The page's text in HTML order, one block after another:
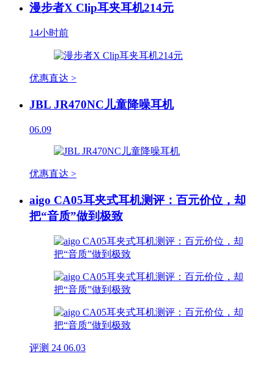
漫步者X Clip耳夹耳机214元
14小时前
优惠直达 >
JBL JR470NC儿童降噪耳机
06.09
优惠直达 >
aigo CA05耳夹式耳机测评：百元价位，却
把“音质”做到极致
评测 24 06.03